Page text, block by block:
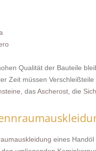
Qualität der Bauteile
Zeit müssen
, dasAscherost, die
eines